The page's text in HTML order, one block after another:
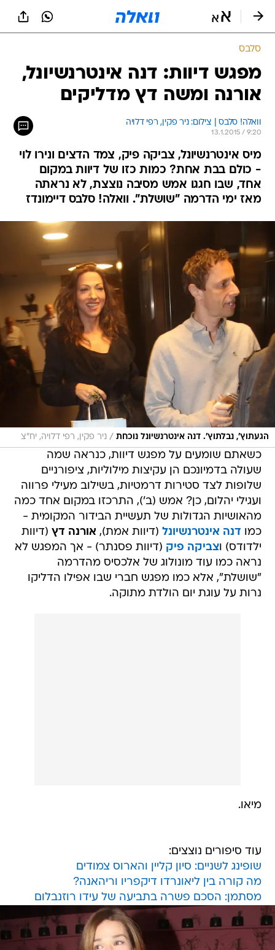
סלבס
מפגש דיוות: דנה אינטרנשיונל,
אורנה ומשה דץ מדליקים
וואלה! סלבס | צילום: ניר פקין, רפי דלויה
13.1.2015 / 9:20
מיס אינטרנשיונל, צביקה פיק, צמד הדצים ונירו לוי
- כולם בבת אחת? כמות כזו של דיוות במקום
אחד, שבו חגגו אמש מסיבה נוצצת, לא נראתה
מאז ימי הדרמה "שושלת". וואלה! סלבס דיימונדז
הגעתוץ', נבלתוץ'. דנה אינטרנשיונל נוכחת / ניר פקין, רפי דלויה, יח"צ
כשאתם שומעים על מפגש דיוות, כנראה שמה
שעולה בדמיונכם הן עקיצות מילוליות, ציפורניים
שלופות לצד סטירות דרמטיות, בשילוב מעילי פרווה
ועגילי יהלום, כן? אמש (ב'), התרכזו במקום אחד כמה
מהאושיות הגדולות של תעשיית הבידור המקומית -
כמו דנה אינטרנשיונל (דיוות אמת), אורנה דץ (דיוות
ילדודס) וצביקה פיק (דיוות פסנתר) - אך המפגש לא
נראה כמו עוד מונולוג של אלכסיס מהדרמה
"שושלת", אלא כמו מפגש חברי שבו אפילו הדליקו
נרות על עוגת יום הולדת מתוקה.
מיאו.
עוד סיפורים נוצצים:
שופינג לשניים: סיון קליין והארוס צמודים
מה קורה בין ליאונרדו דיקפריו וריהאנה?
מסתמן: הסכם פשרה בתביעה של עידו רוזנבלום